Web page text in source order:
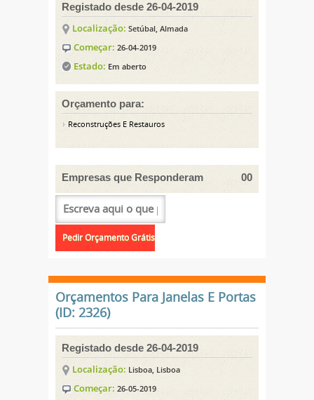
Registado desde 26-04-2019
Localização: Setúbal, Almada
Começar: 26-04-2019
Estado: Em aberto
Orçamento para:
Reconstruções E Restauros
Empresas que Responderam 00
Orçamentos Para Janelas E Portas
(ID: 2326)
Registado desde 26-04-2019
Localização: Lisboa, Lisboa
Começar: 26-05-2019